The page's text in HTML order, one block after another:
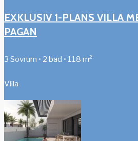
EXKLUSIV 1-PLANS VILLA
PAGAN
3 Sovrum • 2 bad • 118 m²
Villa